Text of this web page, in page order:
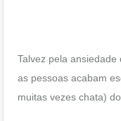
Talvez pela
as pessoas acabam
muitas vezes chata)